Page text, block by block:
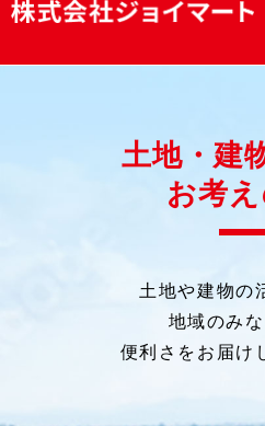
土地・建
お考
土地や建物の
地域のみ
便利さをお届け